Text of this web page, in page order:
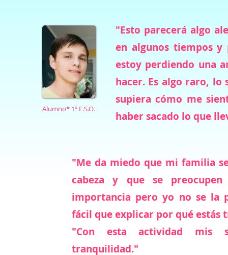
Alumno* 1º E.S.O.
"Esto parecerá algo
en algunos tiempos y
estoy perdiendo una
hacer. Es algo raro, lo
supiera cómo me
haber sacado lo que
"Me da miedo que mi familia
cabeza y que se
importancia pero yo no se la
fácil que explicar por qué estás
"Con esta actividad mis
tranquilidad."